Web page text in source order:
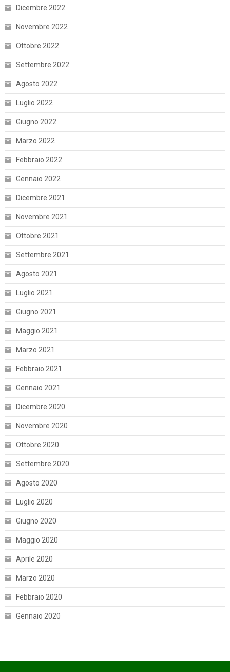
Dicembre 2022
Novembre 2022
Ottobre 2022
Settembre 2022
Agosto 2022
Luglio 2022
Giugno 2022
Marzo 2022
Febbraio 2022
Gennaio 2022
Dicembre 2021
Novembre 2021
Ottobre 2021
Settembre 2021
Agosto 2021
Luglio 2021
Giugno 2021
Maggio 2021
Marzo 2021
Febbraio 2021
Gennaio 2021
Dicembre 2020
Novembre 2020
Ottobre 2020
Settembre 2020
Agosto 2020
Luglio 2020
Giugno 2020
Maggio 2020
Aprile 2020
Marzo 2020
Febbraio 2020
Gennaio 2020